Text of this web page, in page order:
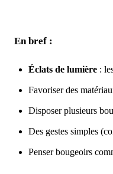
En bref :
Éclats de lumière :
Favoriser des
Disposer plusieurs
Des gestes simples
Penser bougeoirs